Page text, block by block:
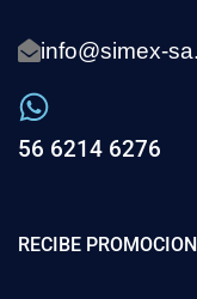
info@simex-
56 6214 6276
RECIBE